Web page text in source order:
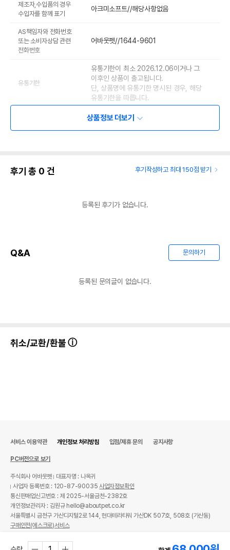
제조자,수입품의 경우
수입자를 함께 표기
아크미소프트//해당사항없음
AS책임자와 전화번호
또는 소비자상담 관련
전화번호
어바웃펫//1644-9601
유통기한
유통기한이 최소 2026.12.06이거나 그
이후인 상품이 출고됩니다.
단, 상품명에 유통기한 명시된 경우, 해당
유통기한을 따릅니다.
상품정보 더보기
후기 총 0 건 후기작성하고 최대 150점 받기
등록된 후기가 없습니다.
Q&A 문의하기
등록된 문의글이 없습니다.
취소/교환/환불
서비스 이용약관 개인정보 처리방침 입점/제휴 문의 공지사항
PC버전으로 보기
주식회사 어바웃펫
대표자명 : 나옥귀
사업자 등록번호 : 120-87-90035사업자정보확인
통신판매업신고번호 : 제 2025-서울금천-2382호
개인정보관리자 : 김원규 hello@aboutpet.co.kr
서울특별시 금천구 가산디지털2로 144, 현대테라타워 가산DK 507호, 508호 (가산동)
구매안전(에스크로)서비스